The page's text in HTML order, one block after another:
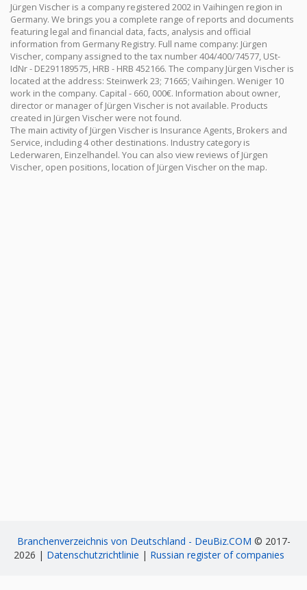
Jürgen Vischer is a company registered 2002 in Vaihingen region in
Germany. We brings you a complete range of reports and documents
featuring legal and financial data, facts, analysis and official
information from Germany Registry. Full name company: Jürgen
Vischer, company assigned to the tax number 404/400/74577, USt-
IdNr - DE291189575, HRB - HRB 452166. The company Jürgen Vischer is
located at the address: Steinwerk 23; 71665; Vaihingen. Weniger 10
work in the company. Capital - 660, 000€. Information about owner,
director or manager of Jürgen Vischer is not available. Products
created in Jürgen Vischer were not found.
The main activity of Jürgen Vischer is Insurance Agents, Brokers and
Service, including 4 other destinations. Industry category is
Lederwaren, Einzelhandel. You can also view reviews of Jürgen
Vischer, open positions, location of Jürgen Vischer on the map.
Branchenverzeichnis von Deutschland - DeuBiz.COM © 2017-
2026 | Datenschutzrichtlinie | Russian register of companies